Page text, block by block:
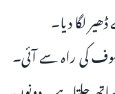
لگا دیا۔
کی راہ سے آئی۔